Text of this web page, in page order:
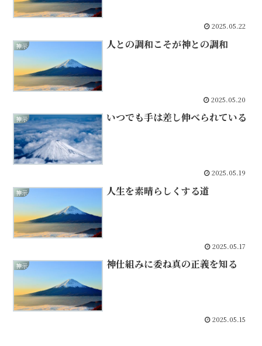
2025.05.22
神示 人との調和こそが神との調和
2025.05.20
神示 いつでも手は差し伸べられている
2025.05.19
神示 人生を素晴らしくする道
2025.05.17
神示 神仕組みに委ね真の正義を知る
2025.05.15